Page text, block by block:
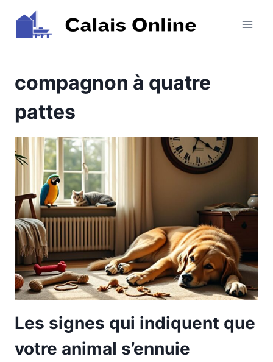
contenu
compagnon à quatre
pattes
Les signes qui indiquent que
votre animal s’ennuie